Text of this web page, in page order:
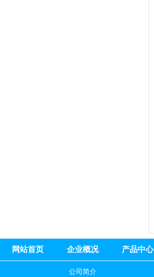
网站首页 企业概况 产品中心
公司简介